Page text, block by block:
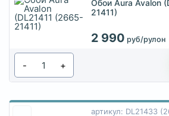
Обои Aura Avalon
21411)
2 990 руб/рулон
- +
артикул: DL21433